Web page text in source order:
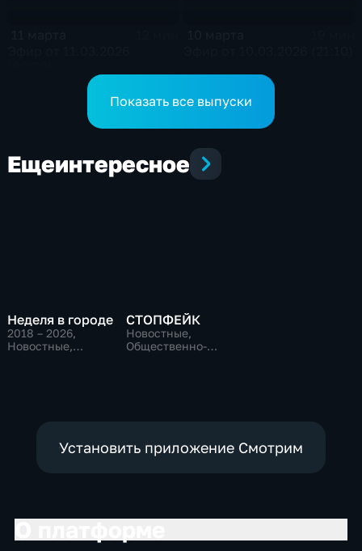
Показать все выпуски
Ещеинтересное
Неделя в городе
2018 – 2026,
Новостные,
СТОПФЕЙК
Новостные,
Общественно-
Установить приложение Смотрим